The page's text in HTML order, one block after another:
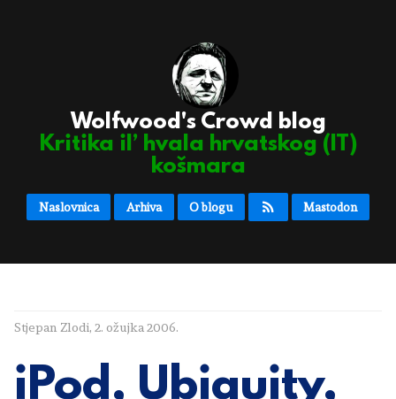
Wolfwood's Crowd blog
Kritika il’ hvala hrvatskog (IT)
košmara
Naslovnica Arhiva O blogu Mastodon
Stjepan Zlodi, 2. ožujka 2006.
iPod, Ubiquity,